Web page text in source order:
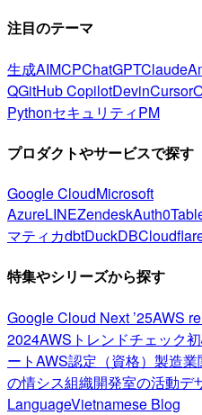
注目のテーマ
生成AIMCPChatGPTClaude
QGitHub CopilotDevinCursor
PythonセキュリティPM
プロダクトやサービスで探す
Google CloudMicrosoft
AzureLINEZendeskAuth0
マティカdbtDuckDB
特集やシリーズから探す
Google Cloud Next ’25AWS
2024AWSトレンドチェック
ートAWS認定（資格） 製造業
の情シス組織開発室の活動デ
LanguageVietnamese Blog